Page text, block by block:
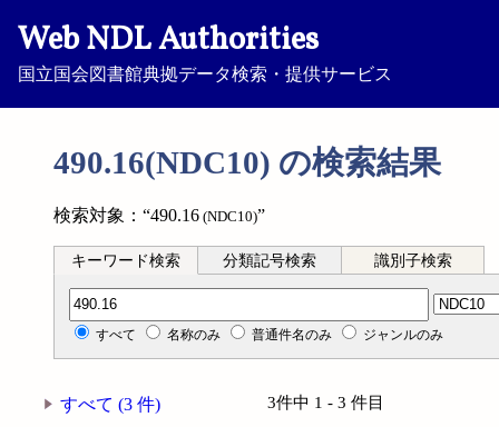
Web NDL Authorities
国立国会図書館典拠データ検索・提供サービス
490.16(NDC10) の検索結果
検索対象：“490.16 (NDC10)”
キーワード検索 分類記号検索 識別子検索
分類記号検索
すべて 名称のみ 普通件名のみ ジャンルのみ
すべて (3 件)
3件中 1 - 3 件目